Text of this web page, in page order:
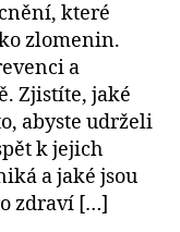
které
zlomenin.
a
Zjistíte, jaké
abyste udrželi
k jejich
a jaké jsou
zdraví […]